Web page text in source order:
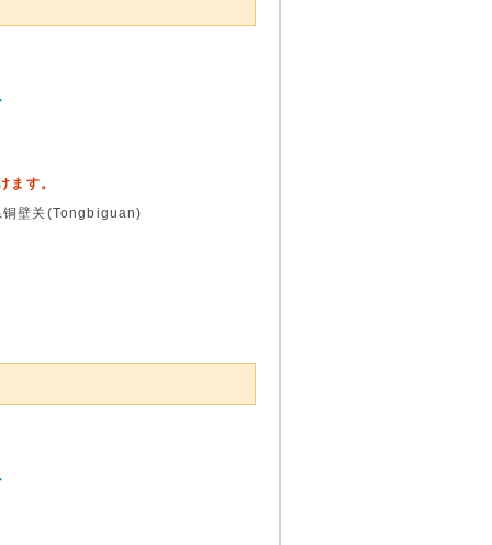
ます。
壁关(Tongbiguan)